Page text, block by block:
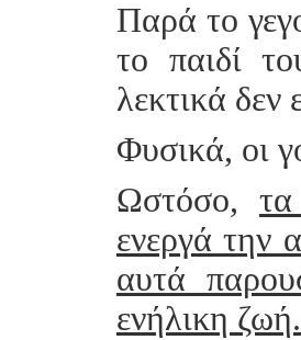
Παρά το
το παιδί
λεκτικά δεν
Φυσικά, οι
Ωστόσο,
ενεργά την
αυτά
ενήλικη ζωή.